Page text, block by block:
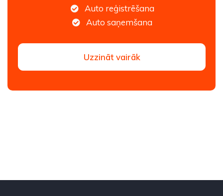
Auto reģistrēšana
Auto saņemšana
Uzzināt vairāk